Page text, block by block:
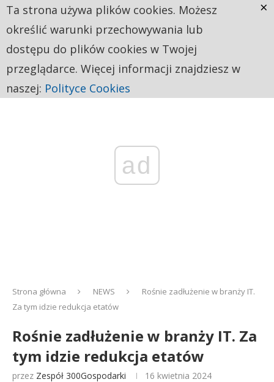
ad
Strona główna NEWS
Rośnie zadłużenie w branży IT.
Za tym idzie redukcja etatów
Rośnie zadłużenie w branży IT. Za
tym idzie redukcja etatów
przez Zespół 300Gospodarki 16 kwietnia 2024
Ta strona używa plików cookies. Możesz
określić warunki przechowywania lub
dostępu do plików cookies w Twojej
przeglądarce. Więcej informacji znajdziesz w
naszej: Polityce Cookies
×